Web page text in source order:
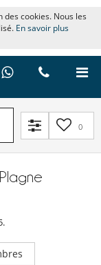
cookies. Nous les
En savoir plus
0